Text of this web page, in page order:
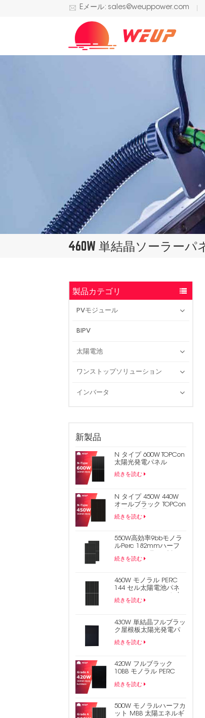
Eメール: sales@weuppower.com
460W 単結晶ソーラーパ
製品カテゴリ
PVモジュール
BIPV
太陽電池
ワンストップソリューション
インバータ
新製品
N タイプ 600W TOPCon
太陽光発電パネル
続きを読む
N タイプ 450W 440W
オールブラック TOPCon
続きを読む
550W高効率9bbモノラ
ルPerc 182mmハーフ
続きを読む
460W モノラル PERC
144 セル太陽電池パネ
陽光発電パネル
続きを読む
430W 単結晶フルブラッ
ク屋根板太陽光発電パ
続きを読む
420W フルブラック
10BB モノラル PERC
ソーラーパネル
続きを読む
500W モノラルハーフカ
ット MBB 太陽エネルギ